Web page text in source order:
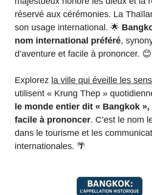
réservé aux cérémonies. La
son usage international. 🌟
nom international préféré,
d’aventure et facile à prononcer. 😊
Explorez la ville qui éveille les sens
utilisent « Krung Thep »
le monde entier dit « Bangkok
facile à prononcer. C’est le nom
dans le tourisme et les
internationales. 🌴